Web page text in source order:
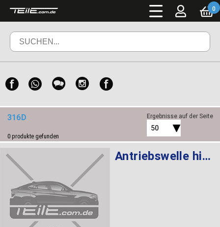
0
316D
0 produkte gefunden
Ergebnisse auf der Seite
50
Antriebswelle hinten rechts